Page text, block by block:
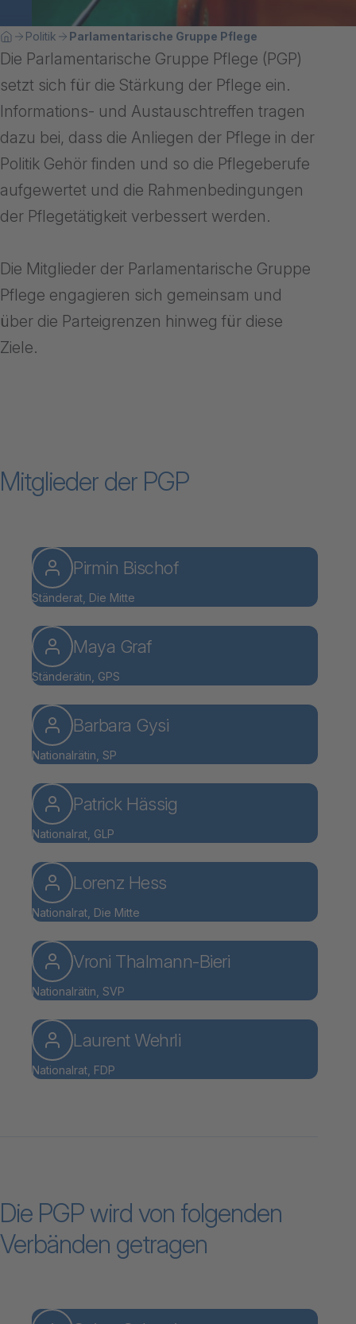
Breadcrumbnavigation
Sie befinden sich hier:
HomePolitik Parlamentarische Gruppe Pflege
Die Parlamentarische Gruppe Pflege (PGP)
setzt sich für die Stärkung der Pflege ein.
Informations- und Austauschtreffen tragen
dazu bei, dass die Anliegen der Pflege in der
Politik Gehör finden und so die Pflegeberufe
aufgewertet und die Rahmenbedingungen
der Pflegetätigkeit verbessert werden.
Die Mitglieder der Parlamentarische Gruppe
Pflege engagieren sich gemeinsam und
über die Parteigrenzen hinweg für diese
Ziele.
Mitglieder der PGP
Pirmin Bischof
Ständerat, Die Mitte
Maya Graf
Ständerätin, GPS
Barbara Gysi
Nationalrätin, SP
Patrick Hässig
Nationalrat, GLP
Lorenz Hess
Nationalrat, Die Mitte
Vroni Thalmann-Bieri
Nationalrätin, SVP
Laurent Wehrli
Nationalrat, FDP
Die PGP wird von folgenden
Verbänden getragen